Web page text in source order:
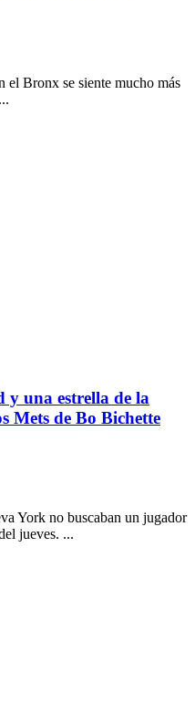
Bronx se siente mucho más
y una estrella de la
Mets de Bo Bichette
York no buscaban un jugador
jueves. ...